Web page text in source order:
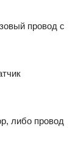
провод с
либо провод